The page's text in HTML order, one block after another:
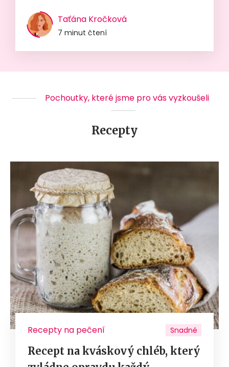
Taťána Kročková
7 minut čtení
Pochoutky, které jsme pro vás vyzkoušeli
Recepty
Recepty na pečení Snadné
Recept na kváskový chléb, který